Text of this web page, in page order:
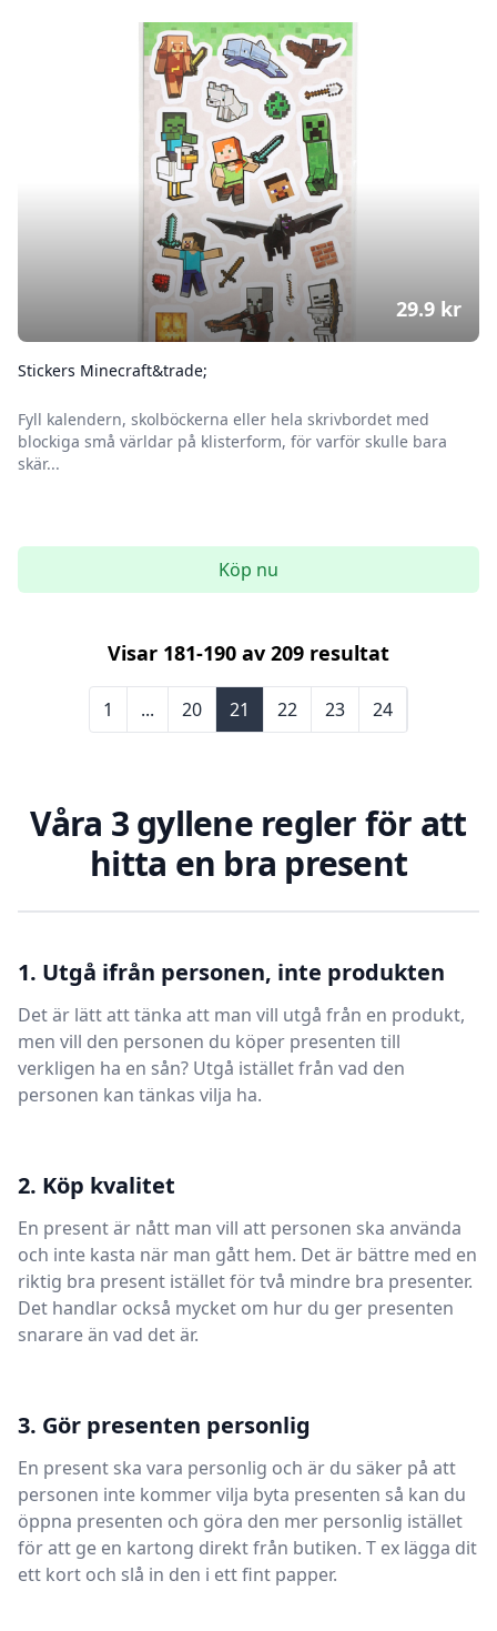
Stickers Minecraft&trade;
Fyll kalendern, skolböckerna eller hela skrivbordet med
blockiga små världar på klisterform, för varför skulle bara
skär...
29.9 kr
Köp nu
Visar 181-190 av 209 resultat
1 ... 20 21 22 23 24
Våra 3 gyllene regler för att
hitta en bra present
1. Utgå ifrån personen, inte produkten
Det är lätt att tänka att man vill utgå från en produkt,
men vill den personen du köper presenten till
verkligen ha en sån? Utgå istället från vad den
personen kan tänkas vilja ha.
2. Köp kvalitet
En present är nått man vill att personen ska använda
och inte kasta när man gått hem. Det är bättre med en
riktig bra present istället för två mindre bra presenter.
Det handlar också mycket om hur du ger presenten
snarare än vad det är.
3. Gör presenten personlig
En present ska vara personlig och är du säker på att
personen inte kommer vilja byta presenten så kan du
öppna presenten och göra den mer personlig istället
för att ge en kartong direkt från butiken. T ex lägga dit
ett kort och slå in den i ett fint papper.